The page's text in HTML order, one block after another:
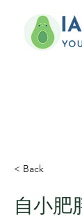
< Back
自小肥